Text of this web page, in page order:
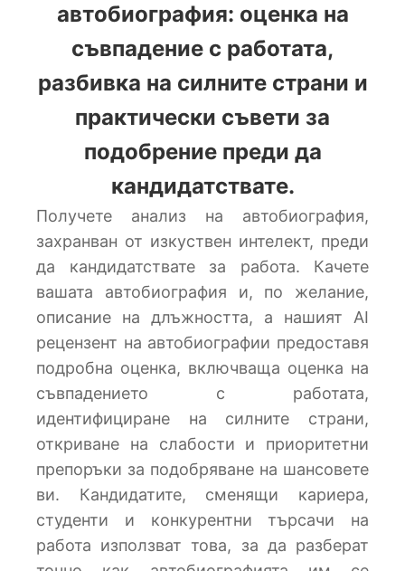
автобиография: оценка на
съвпадение с работата,
разбивка на силните страни и
практически съвети за
подобрение преди да
кандидатствате.
Получете анализ на автобиография,
захранван от изкуствен интелект, преди
да кандидатствате за работа. Качете
вашата автобиография и, по желание,
описание на длъжността, а нашият AI
рецензент на автобиографии предоставя
подробна оценка, включваща оценка на
съвпадението с работата,
идентифициране на силните страни,
откриване на слабости и приоритетни
препоръки за подобряване на шансовете
ви. Кандидатите, сменящи кариера,
студенти и конкурентни търсачи на
работа използват това, за да разберат